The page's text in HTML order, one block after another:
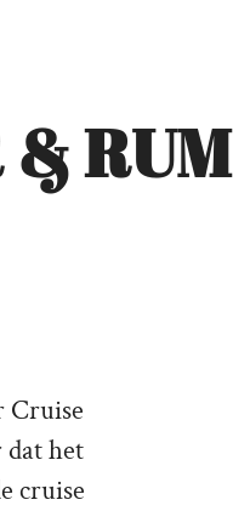
& RUM
Cruise
dat het
cruise